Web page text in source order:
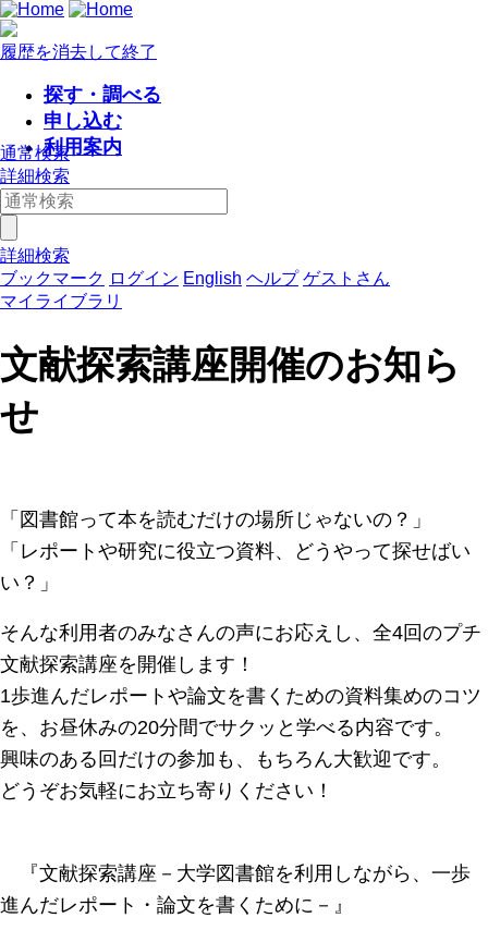
履歴を消去して終了
探す・調べる
申し込む
利用案内
通常検索
詳細検索
詳細検索
ブックマーク ログイン English ヘルプ ゲストさん
マイライブラリ
文献探索講座開催のお知ら
せ
「図書館って本を読むだけの場所じゃないの？」
「レポートや研究に役立つ資料、どうやって探せばい
い？」
そんな利用者のみなさんの声にお応えし、全4回のプチ
文献探索講座を開催します！
1歩進んだレポートや論文を書くための資料集めのコツ
を、お昼休みの20分間でサクッと学べる内容です。
興味のある回だけの参加も、もちろん大歓迎です。
どうぞお気軽にお立ち寄りください！
『文献探索講座－大学図書館を利用しながら、一歩
進んだレポート・論文を書くために－』